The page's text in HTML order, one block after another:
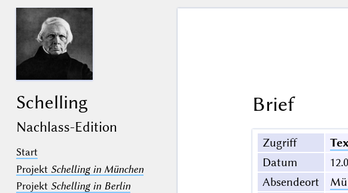
Schelling
Nachlass-Edition
Start
Projekt Schelling in München
Projekt Schelling in Berlin
Brief
Zugriff
Datum
Absendeort